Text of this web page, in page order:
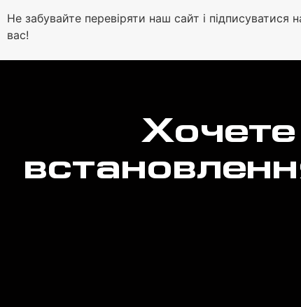
Не забувайте перевіряти наш сайт і підписуватися
вас!
Хочете